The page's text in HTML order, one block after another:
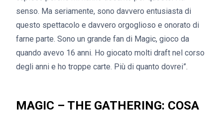
senso. Ma seriamente, sono davvero entusiasta di
questo spettacolo e davvero orgoglioso e onorato di
farne parte. Sono un grande fan di Magic, gioco da
quando avevo 16 anni. Ho giocato molti draft nel corso
degli anni e ho troppe carte. Più di quanto dovrei”.
MAGIC – THE GATHERING: COSA